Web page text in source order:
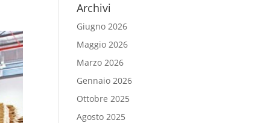
Archivi
Giugno 2026
Maggio 2026
Marzo 2026
Gennaio 2026
Ottobre 2025
Agosto 2025